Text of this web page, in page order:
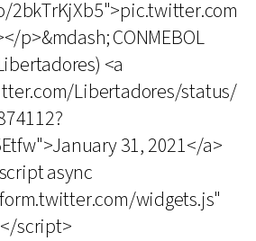
2bkTrKjXb5">pic.twitter.com
p>&mdash; CONMEBOL
<a
Libertadores/status/
31, 2021</a>
async
widgets.js"
script>